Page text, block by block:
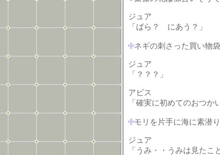
ジュア
「ばら？ にあう？」
ネギの刺さった買い物
ジュア
「？？？」
アビス
「確実に初めてのおつ
モリを片手に海に素潜
ジュア
「うみ・・うみは見た